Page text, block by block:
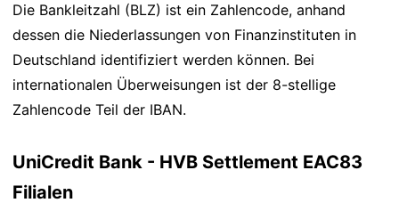
Die Bankleitzahl (BLZ) ist ein Zahlencode, anhand
dessen die Niederlassungen von Finanzinstituten in
Deutschland identifiziert werden können. Bei
internationalen Überweisungen ist der 8-stellige
Zahlencode Teil der IBAN.
UniCredit Bank - HVB Settlement EAC83
Filialen